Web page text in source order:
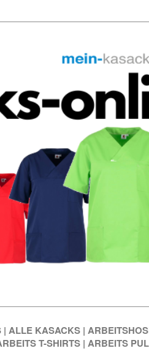
| ALLE KASACKS |
T-SHIRTS | ARBEITS